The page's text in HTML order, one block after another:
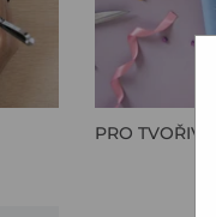
PRO TVOŘIVCE